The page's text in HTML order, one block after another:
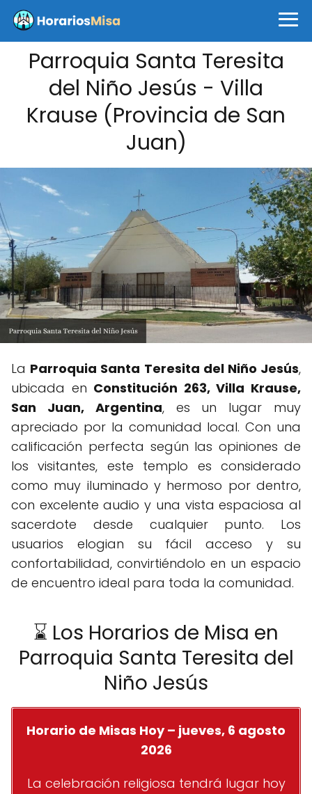
Parroquia Santa Teresita
del Niño Jesús - Villa
Krause (Provincia de San
Juan)
La Parroquia Santa Teresita del Niño Jesús,
ubicada en Constitución 263, Villa Krause,
San Juan, Argentina, es un lugar muy
apreciado por la comunidad local. Con una
calificación perfecta según las opiniones de
los visitantes, este templo es considerado
como muy iluminado y hermoso por dentro,
con excelente audio y una vista espaciosa al
sacerdote desde cualquier punto. Los
usuarios elogian su fácil acceso y su
confortabilidad, convirtiéndolo en un espacio
de encuentro ideal para toda la comunidad.
⌛ Los Horarios de Misa en
Parroquia Santa Teresita del
Niño Jesús
Horario de Misas Hoy – jueves, 6 agosto
2026
La celebración religiosa tendrá lugar hoy